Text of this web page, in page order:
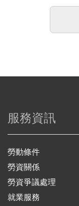
服務資訊
勞動條件
勞資關係
勞資爭議處理
就業服務